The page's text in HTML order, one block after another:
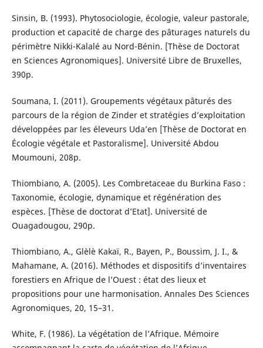
Sinsin, B. (1993). Phytosociologie, écologie, valeur pastorale,
production et capacité de charge des pâturages naturels du
périmètre Nikki-Kalalé au Nord-Bénin. [Thèse de Doctorat
en Sciences Agronomiques]. Université Libre de Bruxelles,
390p.
Soumana, I. (2011). Groupements végétaux pâturés des
parcours de la région de Zinder et stratégies d’exploitation
développées par les éleveurs Uda’en [Thèse de Doctorat en
Écologie végétale et Pastoralisme]. Université Abdou
Moumouni, 208p.
Thiombiano, A. (2005). Les Combretaceae du Burkina Faso :
Taxonomie, écologie, dynamique et régénération des
espèces. [Thèse de doctorat d’Etat]. Université de
Ouagadougou, 290p.
Thiombiano, A., Glèlè Kakaï, R., Bayen, P., Boussim, J. I., &
Mahamane, A. (2016). Méthodes et dispositifs d’inventaires
forestiers en Afrique de l’Ouest : état des lieux et
propositions pour une harmonisation. Annales Des Sciences
Agronomiques, 20, 15–31.
White, F. (1986). La végétation de l’Afrique. Mémoire